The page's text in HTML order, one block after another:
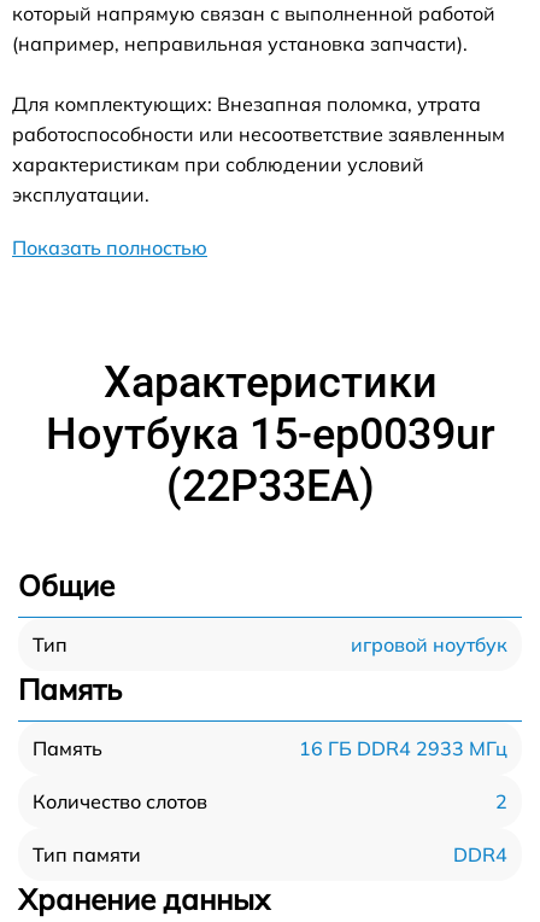
который напрямую связан с выполненной работой
(например, неправильная установка запчасти).
Для комплектующих: Внезапная поломка, утрата
работоспособности или несоответствие заявленным
характеристикам при соблюдении условий
эксплуатации.
Показать полностью
Характеристики
Ноутбука 15-ep0039ur
(22P33EA)
Общие
Тип игровой ноутбук
Память
Память 16 ГБ DDR4 2933 МГц
Количество слотов 2
Тип памяти DDR4
Хранение данных